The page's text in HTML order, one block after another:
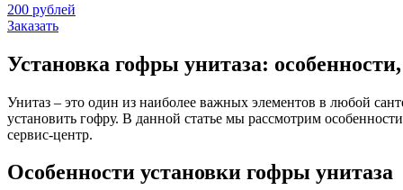
200 рублей
Заказать
Установка гофры унитаза:
Унитаз – это один из наиболее важных элементов в любой
установить гофру. В данной статье мы рассмотрим
сервис-центр.
Особенности установки гофры унитаза